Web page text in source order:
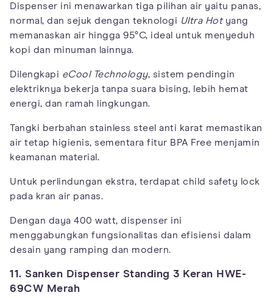
Dispenser ini menawarkan tiga pilihan air yaitu panas,
normal, dan sejuk dengan teknologi Ultra Hotyang
memanaskan air hingga 95°C, ideal untuk menyeduh
kopi dan minuman lainnya.
Dilengkapi eCool Technology, sistem pendingin
elektriknya bekerja tanpa suara bising, lebih hemat
energi, dan ramah lingkungan.
Tangki berbahan stainless steel anti karat memastikan
air tetap higienis, sementara fitur BPA Free menjamin
keamanan material.
Untuk perlindungan ekstra, terdapat child safety lock
pada kran air panas.
Dengan daya 400 watt, dispenser ini
menggabungkan fungsionalitas dan efisiensi dalam
desain yang ramping dan modern.
11. Sanken Dispenser Standing 3 Keran HWE-
69CW Merah